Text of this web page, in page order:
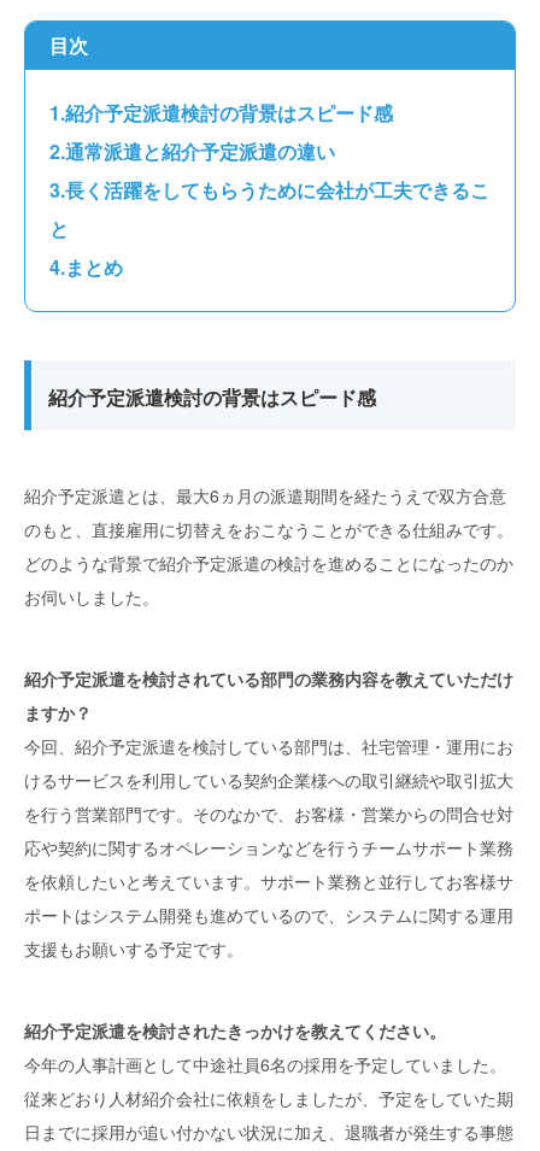
目次
紹介予定派遣検討の背景はスピード感
通常派遣と紹介予定派遣の違い
長く活躍をしてもらうために会社が工夫できるこ
と
まとめ
紹介予定派遣検討の背景はスピード感
紹介予定派遣とは、最大6ヵ月の派遣期間を経たうえで双方合意
のもと、直接雇用に切替えをおこなうことができる仕組みです。
どのような背景で紹介予定派遣の検討を進めることになったのか
お伺いしました。
紹介予定派遣を検討されている部門の業務内容を教えていただけ
ますか？
今回、紹介予定派遣を検討している部門は、社宅管理・運用にお
けるサービスを利用している契約企業様への取引継続や取引拡大
を行う営業部門です。そのなかで、お客様・営業からの問合せ対
応や契約に関するオペレーションなどを行うチームサポート業務
を依頼したいと考えています。サポート業務と並行してお客様サ
ポートはシステム開発も進めているので、システムに関する運用
支援もお願いする予定です。
紹介予定派遣を検討されたきっかけを教えてください。
今年の人事計画として中途社員6名の採用を予定していました。
従来どおり人材紹介会社に依頼をしましたが、予定をしていた期
日までに採用が追い付かない状況に加え、退職者が発生する事態